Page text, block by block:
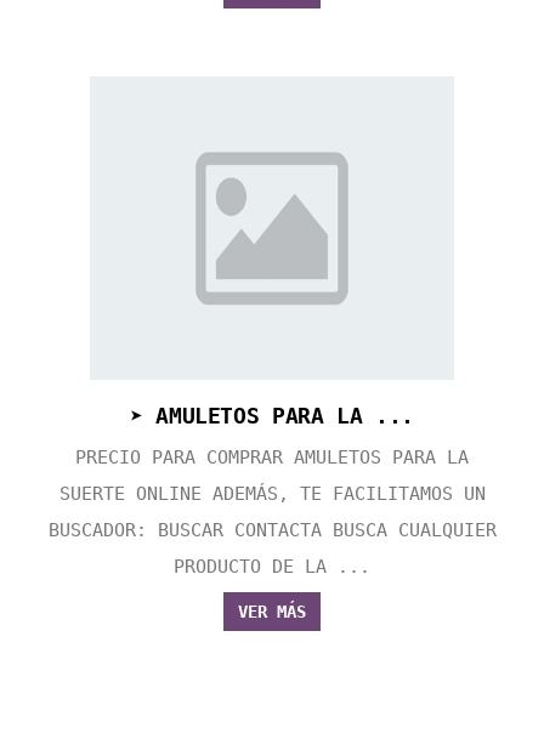
➤ AMULETOS PARA LA ...
PRECIO PARA COMPRAR AMULETOS PARA LA
SUERTE ONLINE ADEMÁS, TE FACILITAMOS UN
BUSCADOR: BUSCAR CONTACTA BUSCA CUALQUIER
PRODUCTO DE LA ...
VER MÁS